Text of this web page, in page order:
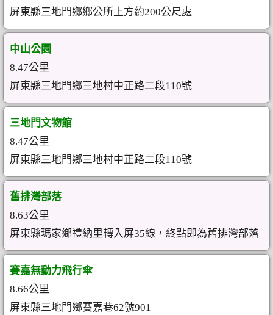
屏東縣三地門鄉鄉公所上方約200公尺處
中山公園
8.47公里
屏東縣三地門鄉三地村中正路二段110號
三地門文物館
8.47公里
屏東縣三地門鄉三地村中正路二段110號
舊排灣部落
8.63公里
屏東縣瑪家鄉禮納里轉入屏35線，終點即為舊排灣部落
賽嘉無動力飛行傘
8.66公里
屏東縣三地門鄉賽嘉巷62號901